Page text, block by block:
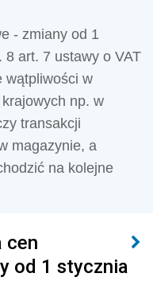
- zmiany od 1
art. 7 ustawy o VAT
wątpliwości w
np. w
transakcji
magazynie, a
na kolejne
cen
od 1 stycznia